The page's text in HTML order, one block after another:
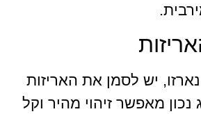
יש לסמן את האריזות
נכון מאפשר זיהוי מהיר וקל